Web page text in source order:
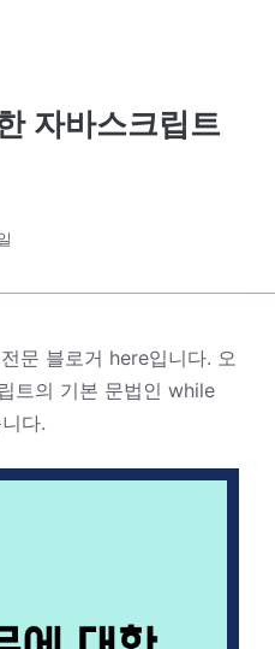
자바스크립트
문 블로거 here입니다. 오
트의 기본 문법인 while
다.